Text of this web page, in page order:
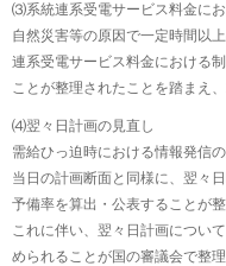
⑶系統連系受電サービス料金に
自然災害等の原因で一定時間以
連系受電サービス料金における
ことが整理されたことを踏まえ
⑷翌々日計画の見直し
需給ひっ迫時における情報発信
当日の計画断面と同様に、翌々
予備率を算出・公表することが整
これに伴い、翌々日計画につい
められることが国の審議会で整